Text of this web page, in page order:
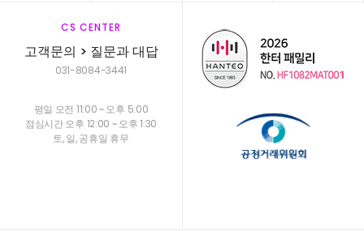
CS CENTER
고객문의 > 질문과 대답
031-8084-3441
평일 오전 11:00 ~ 오후 5:00
점심시간 오후 12:00 ~ 오후 1:30
토, 일, 공휴일 휴무